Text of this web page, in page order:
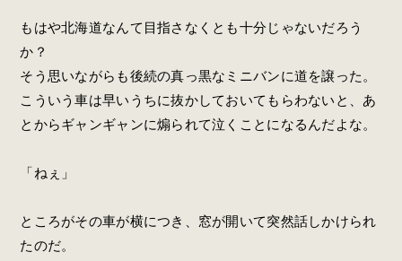
もはや北海道なんて目指さなくとも十分じゃないだろう
か？
そう思いながらも後続の真っ黒なミニバンに道を譲った。
こういう車は早いうちに抜かしておいてもらわないと、あ
とからギャンギャンに煽られて泣くことになるんだよな。
「ねぇ」
ところがその車が横につき、窓が開いて突然話しかけられ
たのだ。